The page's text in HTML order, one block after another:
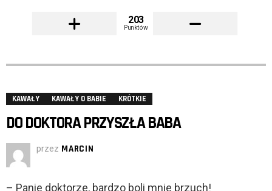
203
Punktów
KAWAŁY KAWAŁY O BABIE KRÓTKIE
DO DOKTORA PRZYSZŁA BABA
przez MARCIN
– Panie doktorze, bardzo boli mnie brzuch!